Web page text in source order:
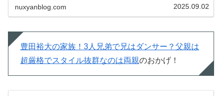
nuxyanblog.com 2025.09.02
豊田裕大の家族！3人兄弟で兄はダンサー？父親は
超厳格でスタイル抜群なのは両親のおかげ！